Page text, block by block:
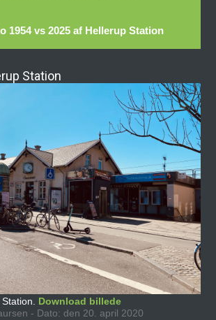
1954 vs 2025 af Hellerup Station
Station
Download billede
- Dato: den 20. april 2020